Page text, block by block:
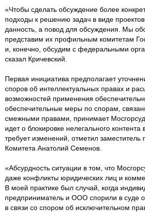
«Чтобы сделать обсуждение более
подходы к решению задач в виде
данность, а повод для обсуждения. Мы
представим их профильным комитетам
и, конечно, обсудим с федеральными
сказал Кричевский.
Первая инициатива предполагает
споров об интеллектуальных правах и
возможностей применения
обеспечительные меры по спорам,
смежными правами, принимает
идет о блокировке нелегального контента
требует изменений, отметил заместитель
Комитета Анатолий Семенов.
«Абсурдность ситуации в том, что
даже конфликты юридических лиц и
В моей практике был случай, когда
предприниматель и ООО спорили в суде о
в связи со спором об исключительном